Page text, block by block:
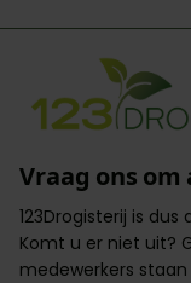
Vraag ons om
123Drogisterij is
Komt u er niet uit?
medewerkers